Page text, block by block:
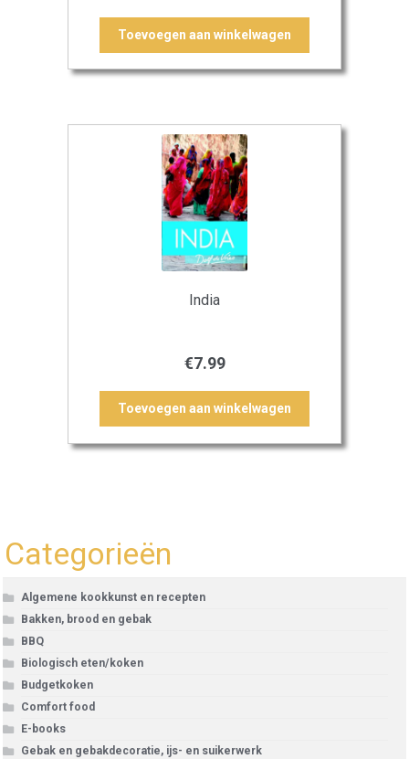
Toevoegen aan winkelwagen
India
€7.99
Toevoegen aan winkelwagen
Categorieën
Algemene kookkunst en recepten
Bakken, brood en gebak
BBQ
Biologisch eten/koken
Budgetkoken
Comfort food
E-books
Gebak en gebakdecoratie, ijs- en suikerwerk